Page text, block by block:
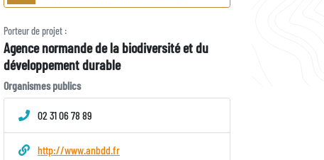
Porteur
de
projet
Porteur de projet :
Agence normande de la biodiversité et du
développement durable
Type
de
porteur
Organismes publics
02 31 06 78 89
http://www.anbdd.fr